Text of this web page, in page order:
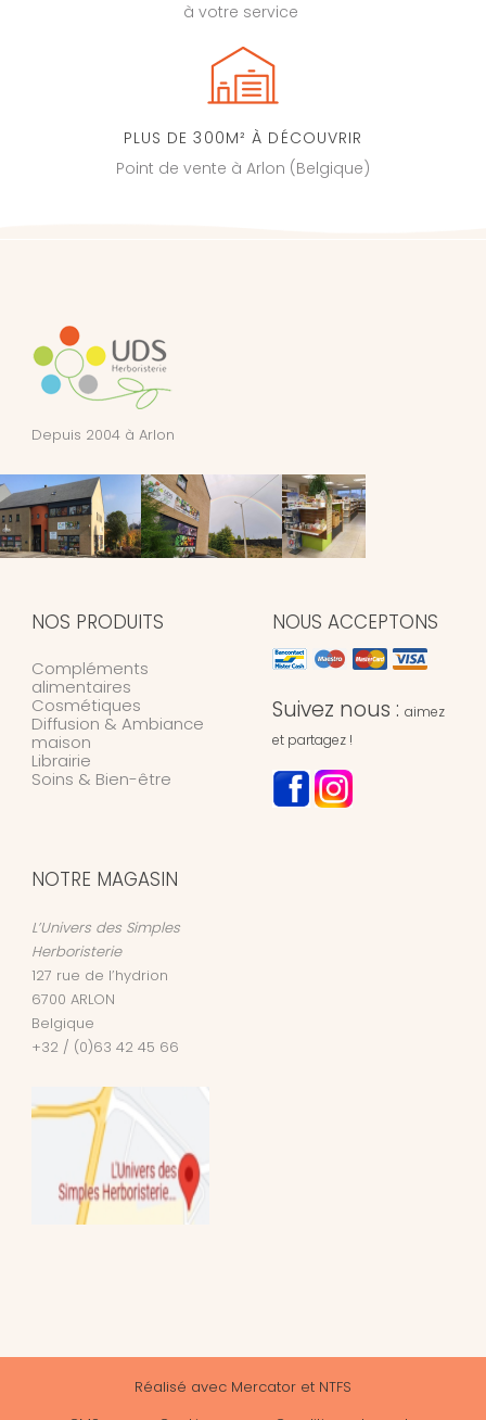
à votre service
PLUS DE 300M² À DÉCOUVRIR
Point de vente à Arlon (Belgique)
Depuis 2004 à Arlon
NOS PRODUITS
Compléments
alimentaires
Cosmétiques
Diffusion & Ambiance
maison
Librairie
Soins & Bien-être
NOUS ACCEPTONS
Suivez nous : aimez
et partagez !
NOTRE MAGASIN
L’Univers des Simples
Herboristerie
127 rue de l’hydrion
6700 ARLON
Belgique
+32 / (0)63 42 45 66
Réalisé avec Mercator et NTFS